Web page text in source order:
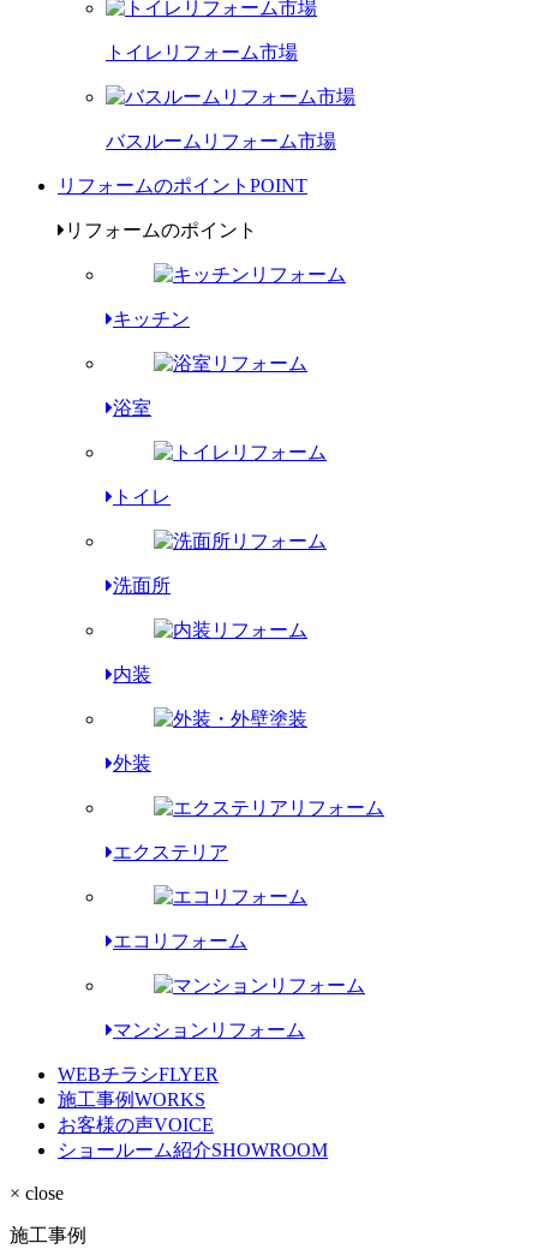
トイレリフォーム市場
バスルームリフォーム市場
リフォームのポイント POINT
リフォームのポイント
キッチン
浴室
トイレ
洗面所
内装
外装
エクステリア
エコリフォーム
マンションリフォーム
WEBチラシFLYER
施工事例WORKS
お客様の声VOICE
ショールーム紹介SHOWROOM
× close
施工事例